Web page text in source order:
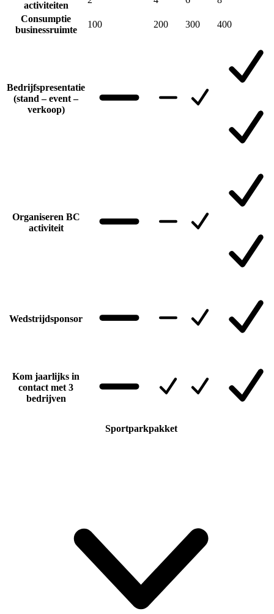
activiteiten
Consumptie
businessruimte
100 200 300 400
Bedrijfspresentatie
(stand – event –
verkoop)
Organiseren BC
activiteit
Wedstrijdsponsor
Kom jaarlijks in
contact met 3
bedrijven
Sportparkpakket